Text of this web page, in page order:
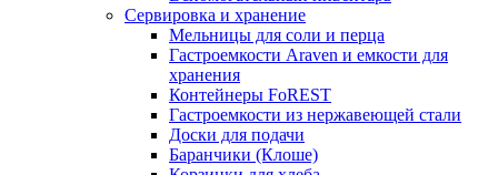
Сервировка и хранение
Мельницы для соли и перца
Гастроемкости Araven и емкости для
хранения
Контейнеры FoREST
Гастроемкости из нержавеющей стали
Доски для подачи
Баранчики (Клоше)